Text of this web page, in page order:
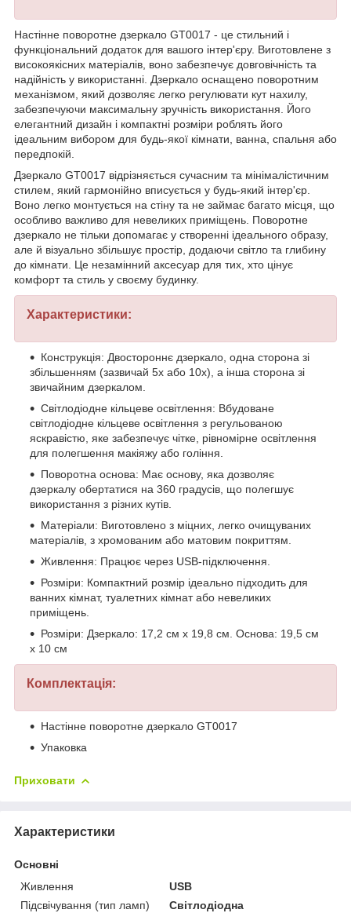
Настінне поворотне дзеркало GT0017 - це стильний і
функціональний додаток для вашого інтер'єру. Виготовлене з
високоякісних матеріалів, воно забезпечує довговічність та
надійність у використанні. Дзеркало оснащено поворотним
механізмом, який дозволяє легко регулювати кут нахилу,
забезпечуючи максимальну зручність використання. Його
елегантний дизайн і компактні розміри роблять його
ідеальним вибором для будь-якої кімнати, ванна, спальня або
передпокій.
Дзеркало GT0017 відрізняється сучасним та мінімалістичним
стилем, який гармонійно вписується у будь-який інтер'єр.
Воно легко монтується на стіну та не займає багато місця, що
особливо важливо для невеликих приміщень. Поворотне
дзеркало не тільки допомагає у створенні ідеального образу,
але й візуально збільшує простір, додаючи світло та глибину
до кімнати. Це незамінний аксесуар для тих, хто цінує
комфорт та стиль у своєму будинку.
Характеристики:
Конструкція: Двостороннє дзеркало, одна сторона зі
збільшенням (зазвичай 5x або 10x), а інша сторона зі
звичайним дзеркалом.
Світлодіодне кільцеве освітлення: Вбудоване
світлодіодне кільцеве освітлення з регульованою
яскравістю, яке забезпечує чітке, рівномірне освітлення
для полегшення макіяжу або гоління.
Поворотна основа: Має основу, яка дозволяє
дзеркалу обертатися на 360 градусів, що полегшує
використання з різних кутів.
Матеріали: Виготовлено з міцних, легко очищуваних
матеріалів, з хромованим або матовим покриттям.
Живлення: Працює через USB-підключення.
Розміри: Компактний розмір ідеально підходить для
ванних кімнат, туалетних кімнат або невеликих
приміщень.
Розміри: Дзеркало: 17,2 см x 19,8 см. Основа: 19,5 см
x 10 см
Комплектація:
Настінне поворотне дзеркало GT0017
Упаковка
Приховати
Характеристики
Основні
Живлення
USB
Підсвічування (тип ламп)
Світлодіодна